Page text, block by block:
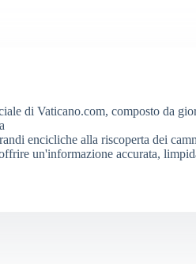
di Vaticano.com, composto da
encicliche alla riscoperta dei
un'informazione accurata,